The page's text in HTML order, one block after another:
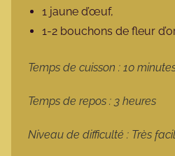
1 jaune d’œuf,
1-2 bouchons de fleur
Temps de cuisson : 10
Temps de repos : 3 heures
Niveau de difficulté : Très